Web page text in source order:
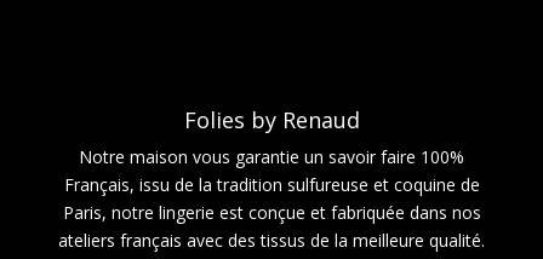
Folies by Renaud
Notre maison vous garantie un savoir faire 100%
Français, issu de la tradition sulfureuse et coquine de
Paris, notre lingerie est conçue et fabriquée dans nos
ateliers français avec des tissus de la meilleure qualité.